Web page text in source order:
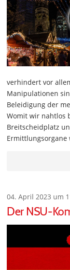
verhindert vor
Manipulationen
Beleidigung der
Womit wir nahtlos
Breitscheidplatz
Ermittlungsorgane
04. April 2023 um
Der NSU-